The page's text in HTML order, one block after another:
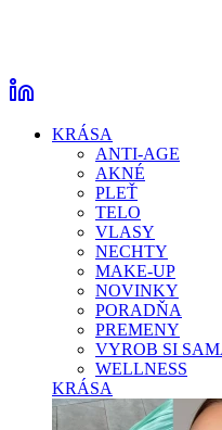
KRÁSA
ANTI-AGE
AKNÉ
PLEŤ
TELO
VLASY
NECHTY
MAKE-UP
NOVINKY
PORADŇA
PREMENY
VYROB SI
WELLNESS
KRÁSA